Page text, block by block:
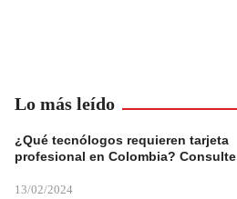
Lo más leído
¿Qué tecnólogos requieren tarjeta
profesional en Colombia? Consulte
13/02/2024